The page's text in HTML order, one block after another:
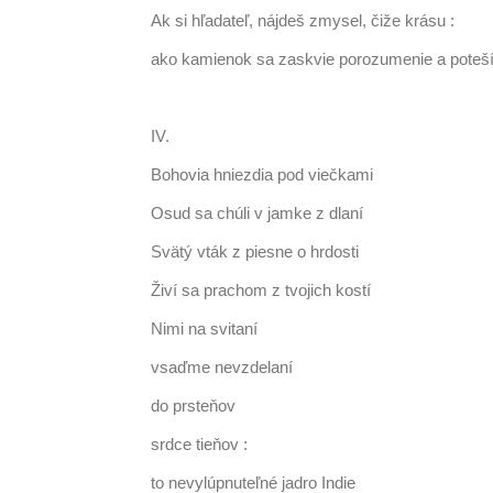
Ak si hľadateľ, nájdeš zmysel, čiže krásu :
ako kamienok sa zaskvie porozumenie a
IV.
Bohovia hniezdia pod viečkami
Osud sa chúli v jamke z dlaní
Svätý vták z piesne o hrdosti
Živí sa prachom z tvojich kostí
Nimi na svitaní
vsaďme nevzdelaní
do prsteňov
srdce tieňov :
to nevylúpnuteľné jadro Indie